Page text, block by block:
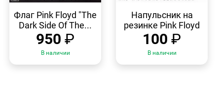
ПРОСМОТР
Флаг Pink Floyd "The
Dark Side Of The...
950 ₽
В наличии
Напульсник на
резинке Pink Floyd
100 ₽
В наличии